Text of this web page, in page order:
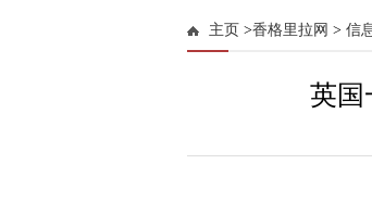
主页 >香格里拉网 > 信
英国